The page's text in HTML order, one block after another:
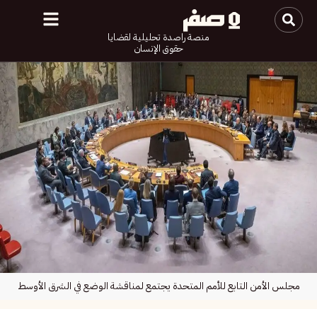
منصة راصدة تحليلية لقضايا
حقوق الإنسان
مجلس الأمن التابع للأمم المتحدة يجتمع لمناقشة الوضع في الشرق الأوسط